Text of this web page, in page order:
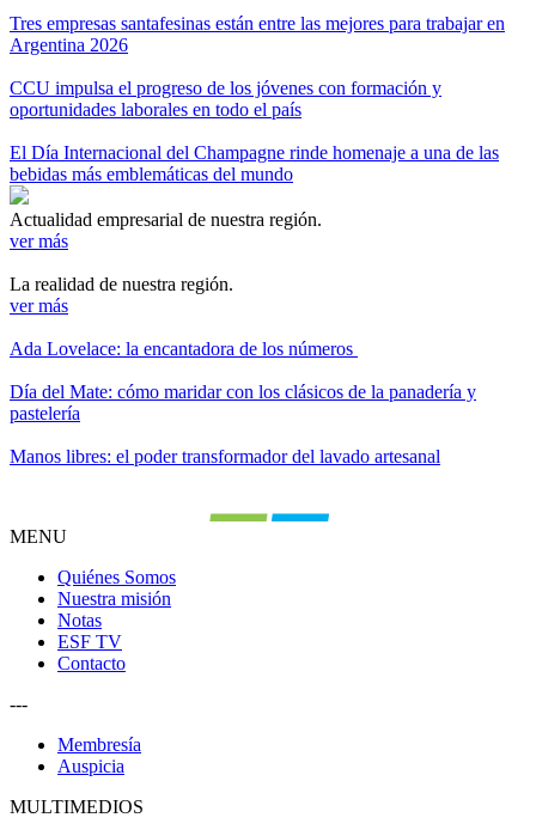
Tres empresas santafesinas están entre las mejores para trabajar en
Argentina 2026
CCU impulsa el progreso de los jóvenes con formación y
oportunidades laborales en todo el país
El Día Internacional del Champagne rinde homenaje a una de las
bebidas más emblemáticas del mundo
Actualidad empresarial de nuestra región.
ver más
La realidad de nuestra región.
ver más
Ada Lovelace: la encantadora de los números
Día del Mate: cómo maridar con los clásicos de la panadería y
pastelería
Manos libres: el poder transformador del lavado artesanal
MENU
Quiénes Somos
Nuestra misión
Notas
ESF TV
Contacto
---
Membresía
Auspicia
MULTIMEDIOS